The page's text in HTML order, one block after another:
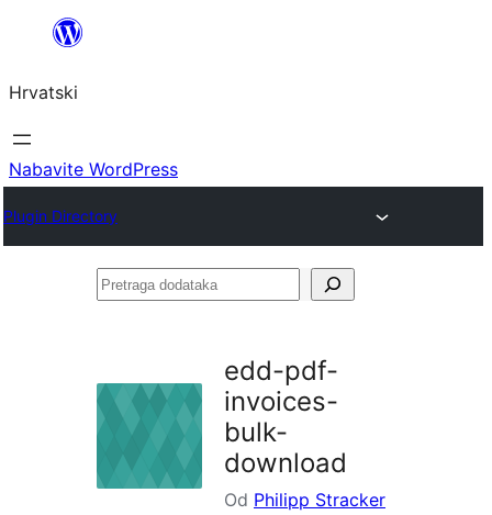
Skoči
sadržaja
Hrvatski
Nabavite WordPress
Plugin Directory
Pretraga
edd-pdf-
invoices-
bulk-
download
Od Philipp Stracker